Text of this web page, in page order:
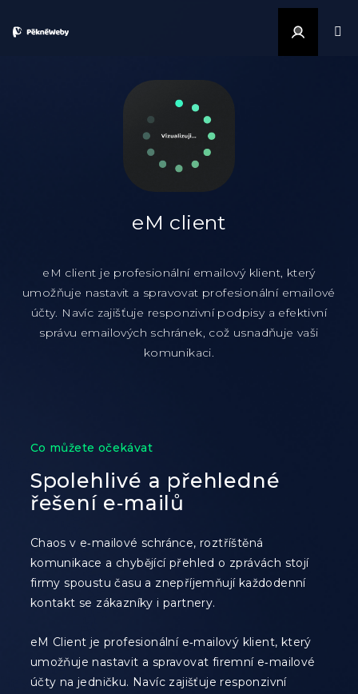
eM client je profesionální emailový klient, který
umožňuje nastavit a spravovat profesionální emailové
účty. Navíc zajišťuje responzivní podpisy a efektivní
správu emailových schránek, což usnadňuje vaši
komunikaci.
eM client
Co můžete očekávat
Spolehlivé a přehledné
řešení e‑mailů
Chaos v e‑mailové schránce, roztříštěná
komunikace a chybějící přehled o zprávách stojí
firmy spoustu času a znepříjemňují každodenní
kontakt se zákazníky i partnery.
eM Client je profesionální e‑mailový klient, který
umožňuje nastavit a spravovat firemní e‑mailové
účty na jedničku. Navíc zajišťuje responzivní